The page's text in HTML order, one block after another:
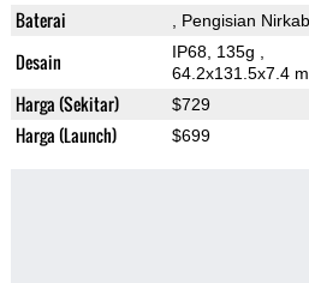
Baterai , Pengisian
Desain IP68, 135g
64.2x131.5x7.4
Harga (Sekitar) $729
Harga (Launch) $699